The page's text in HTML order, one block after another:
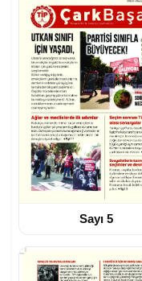
Sayı 5